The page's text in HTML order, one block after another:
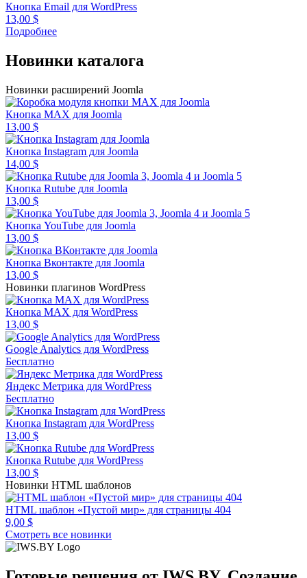
Кнопка Email для WordPress
13,00 $
Подробнее
Новинки каталога
Новинки расширений Joomla
Кнопка MAX для Joomla
13,00 $
Кнопка Instagram для Joomla
14,00 $
Кнопка Rutube для Joomla
13,00 $
Кнопка YouTube для Joomla
13,00 $
Кнопка Вконтакте для Joomla
13,00 $
Новинки плагинов WordPress
Кнопка MAX для WordPress
13,00 $
Google Analytics для WordPress
Бесплатно
Яндекс Метрика для WordPress
Бесплатно
Кнопка Instagram для WordPress
13,00 $
Кнопка Rutube для WordPress
13,00 $
Новинки HTML шаблонов
HTML шаблон «Пустой мир» для страницы 404
9,00 $
Смотреть все новинки